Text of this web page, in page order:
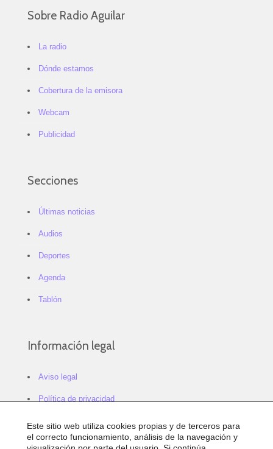
Sobre Radio Aguilar
La radio
Dónde estamos
Cobertura de la emisora
Webcam
Publicidad
Secciones
Últimas noticias
Audios
Deportes
Agenda
Tablón
Información legal
Aviso legal
Política de privacidad
Política de cookies
Configurar cookies
Este sitio web utiliza cookies propias y de terceros para
el correcto funcionamiento, análisis de la navegación y